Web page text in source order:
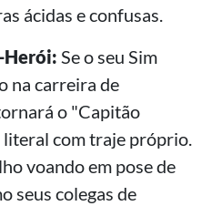
ácidas e confusas.
Herói: Se o seu Sim
na carreira de
o "Capitão
com traje próprio.
voando em pose de
seus colegas de